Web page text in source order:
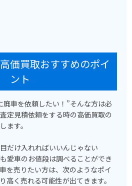
価買取おすすめのポイ
ント
廃車を依頼したい！”そんな方は必
定見積依頼をする時の高価買取の
ます。
だけ入れればいいんじゃない
愛車のお値段は調べることができ
を売りたい方は、次のようなポイ
高く売れる可能性が出てきます。